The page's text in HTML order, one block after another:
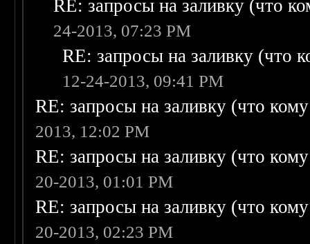
RE: запросы на заливку (что
24-2013, 07:23 PM
RE: запросы на заливку (что
12-24-2013, 09:41 PM
RE: запросы на заливку (что
2013, 12:02 PM
RE: запросы на заливку (что
20-2013, 01:01 PM
RE: запросы на заливку (что
20-2013, 02:23 PM